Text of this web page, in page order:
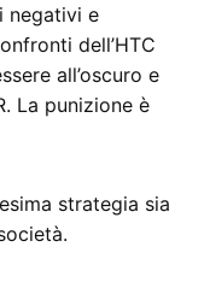
negativi e
dell’HTC
all’oscuro e
La punizione è
strategia sia